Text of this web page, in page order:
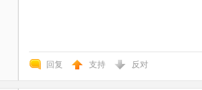
回复 支持 反对